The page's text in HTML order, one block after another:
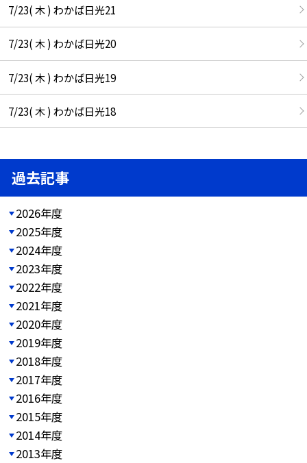
7/23( 木 ) わかば日光21
7/23( 木 ) わかば日光20
7/23( 木 ) わかば日光19
7/23( 木 ) わかば日光18
過去記事
2026年度
2025年度
2024年度
2023年度
2022年度
2021年度
2020年度
2019年度
2018年度
2017年度
2016年度
2015年度
2014年度
2013年度